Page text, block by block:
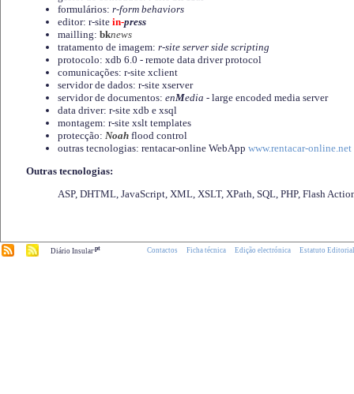
formulários: r-form behaviors
editor: r-site in-press
mailling: bknews
tratamento de imagem: r-site server side scripting
protocolo: xdb 6.0 - remote data driver protocol
comunicações: r-site xclient
servidor de dados: r-site xserver
servidor de documentos: enMedia - large encoded media server
data driver: r-site xdb e xsql
montagem: r-site xslt templates
protecção: Noah flood control
outras tecnologias: rentacar-online WebApp www.rentacar-online.net
Outras tecnologias:
ASP, DHTML, JavaScript, XML, XSLT, XPath, SQL, PHP, Flash
Diário Insular.pt Contactos Ficha técnica Edição electrónica Estatuto Editorial